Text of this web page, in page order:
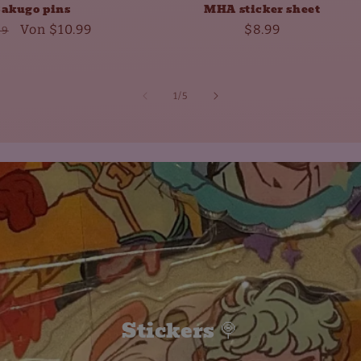
pins
Verkaufspreis
Von $10.99
MHA sticker sheet
Normaler
$8.99
1 /von
5
Cute keychain ☁️